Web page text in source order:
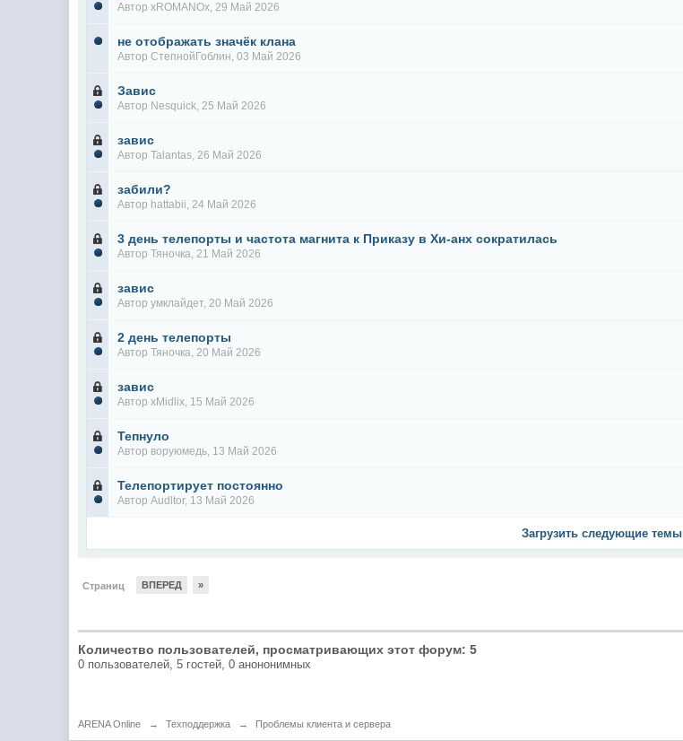
АвторxROMANOx, 29 Май 2026
не отображать значёк клана
АвторСтепнойГоблин, 03 Май 2026
Завис
Автор Nesquick, 25 Май 2026
завис
АвторTalantas, 26 Май 2026
забили?
Автор hattabii, 24 Май 2026
3 день телепорты и частота магнита к Приказу в Хи-анх сократилась
АвторТяночка, 21 Май 2026
завис
Авторумклайдет, 20 Май 2026
2 день телепорты
АвторТяночка, 20 Май 2026
завис
АвторxMidlix, 15 Май 2026
Тепнуло
Автор воруюмедь, 13 Май 2026
Телепортирует постоянно
АвторAudltor, 13 Май 2026
Загрузить следующие темы
Страниц ВПЕРЕД »
Количество пользователей, просматривающих этот форум: 5
0 пользователей, 5 гостей, 0 анононимных
ARENA Online → Техподдержка → Проблемы клиента и сервера